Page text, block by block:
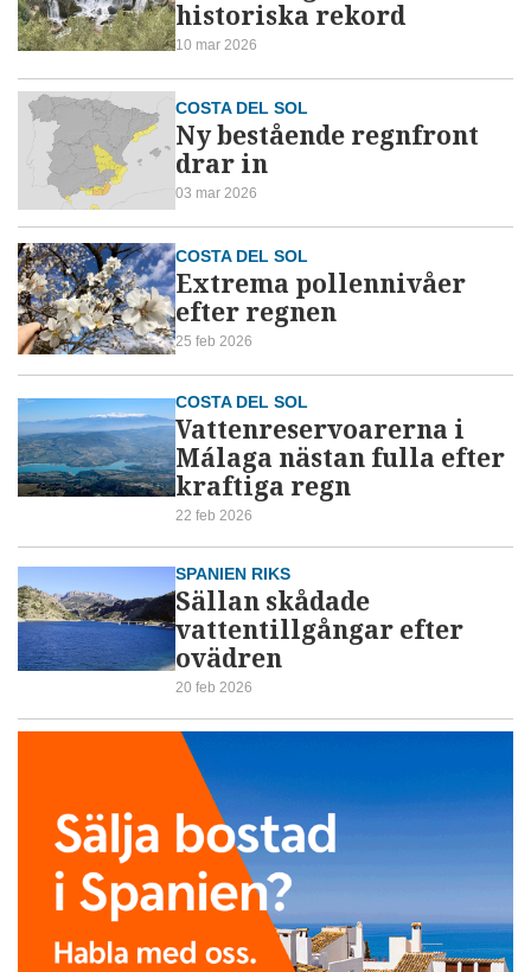
historiska rekord
10 mar 2026
COSTA DEL SOL
Ny bestående regnfront
drar in
03 mar 2026
COSTA DEL SOL
Extrema pollennivåer
efter regnen
25 feb 2026
COSTA DEL SOL
Vattenreservoarerna i
Málaga nästan fulla efter
kraftiga regn
22 feb 2026
SPANIEN RIKS
Sällan skådade
vattentillgångar efter
ovädren
20 feb 2026